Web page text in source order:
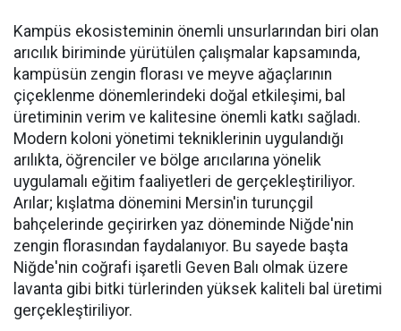
Kampüs ekosisteminin önemli unsurlarından biri olan
arıcılık biriminde yürütülen çalışmalar kapsamında,
kampüsün zengin florası ve meyve ağaçlarının
çiçeklenme dönemlerindeki doğal etkileşimi, bal
üretiminin verim ve kalitesine önemli katkı sağladı.
Modern koloni yönetimi tekniklerinin uygulandığı
arılıkta, öğrenciler ve bölge arıcılarına yönelik
uygulamalı eğitim faaliyetleri de gerçekleştiriliyor.
Arılar; kışlatma dönemini Mersin'in turunçgil
bahçelerinde geçirirken yaz döneminde Niğde'nin
zengin florasından faydalanıyor. Bu sayede başta
Niğde'nin coğrafi işaretli Geven Balı olmak üzere
lavanta gibi bitki türlerinden yüksek kaliteli bal üretimi
gerçekleştiriliyor.